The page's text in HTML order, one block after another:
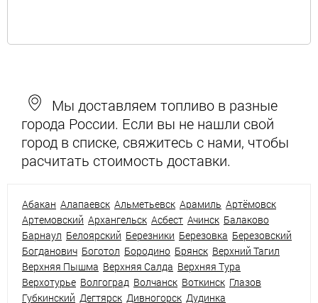
Мы доставляем топливо в разные
города России. Если вы не нашли свой
город в списке, свяжитесь с нами, чтобы
расчитать стоимость доставки.
Абакан Алапаевск Альметьевск Арамиль Артёмовск
Артемовский Архангельск Асбест Ачинск Балаково
Барнаул Белоярский Березники Березовка Березовский
Богданович Боготол Бородино Брянск Верхний Тагил
Верхняя Пышма Верхняя Салда Верхняя Тура
Верхотурье Волгоград Волчанск Воткинск Глазов
Губкинский Дегтярск Дивногорск Дудинка